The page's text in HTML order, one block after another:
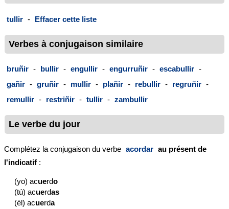
tullir - Effacer cette liste
Verbes à conjugaison similaire
bruñir - bullir - engullir - engurruñir - escabullir -
gañir - gruñir - mullir - plañir - rebullir - regruñir -
remullir - restriñir - tullir - zambullir
Le verbe du jour
Complétez la conjugaison du verbe acordar au présent de
l'indicatif :
(yo) acuerdo
(tú) acuerdas
(él) acuerda